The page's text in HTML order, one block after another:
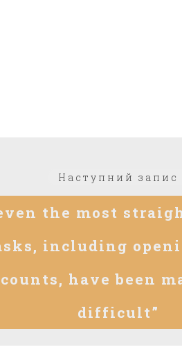
Наступний запис
the most
including
have been
difficult”